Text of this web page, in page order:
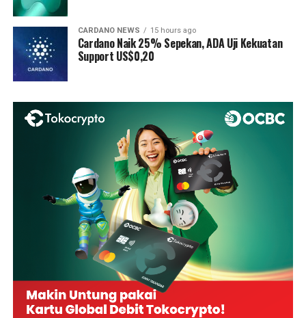
CARDANO NEWS 15 hours ago
Cardano Naik 25% Sepekan, ADA Uji Kekuatan
Support US$0,20